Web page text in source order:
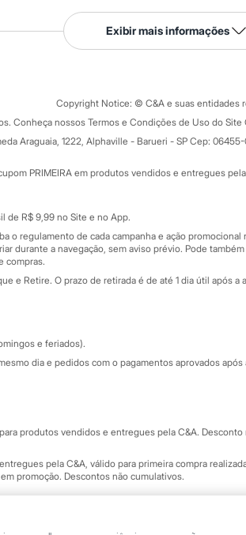
Serviços
Tipos de
Formas de
Todas as
Minha C&A
Cupons
Exibir mais informações
Copyright Notice: © C&A e suas entidades
Conheça nossos Termos e Condições de Uso do
Araguaia, 1222, Alphaville - Barueri - SP Cep:
PRIMEIRA em produtos vendidos e entregues
de R$ 9,99 no Site e no App.
o regulamento de cada campanha e ação
durante a navegação, sem aviso prévio. Pode
compras.
e Retire. O prazo de retirada é de até 1 dia útil
e feriados).
dia e pedidos com o pagamentos aprovados
produtos vendidos e entregues pela C&A.
pela C&A, válido para primeira compra
promoção. Descontos não cumulativos.